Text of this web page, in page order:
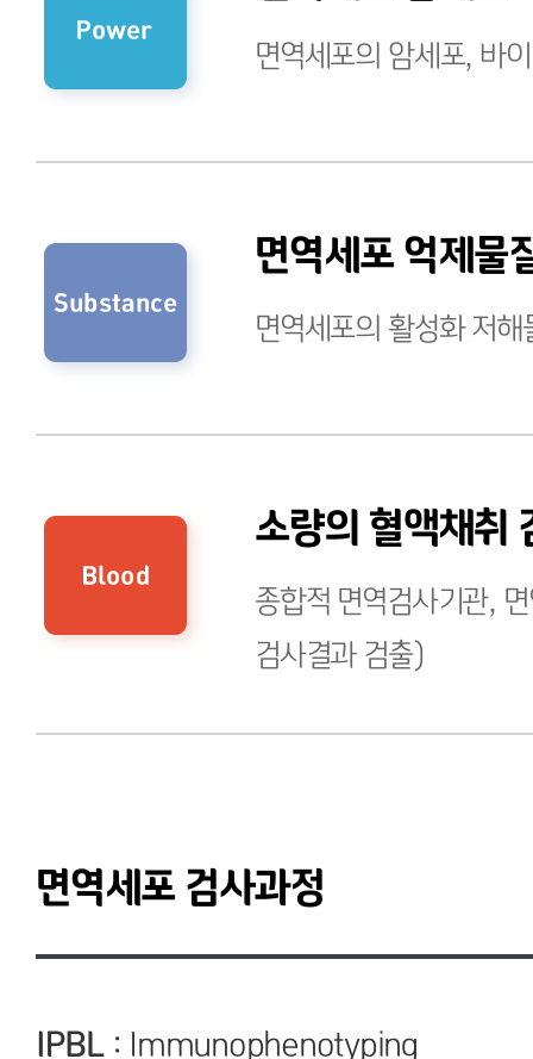
면역세포의 암세포, 바
면역세포 억제물
면역세포의 활성화 저
소량의 혈액채취
종합적 면역검사기관,
검사결과 검출)
면역세포 검사과정
IPBL: Immunophenotyping